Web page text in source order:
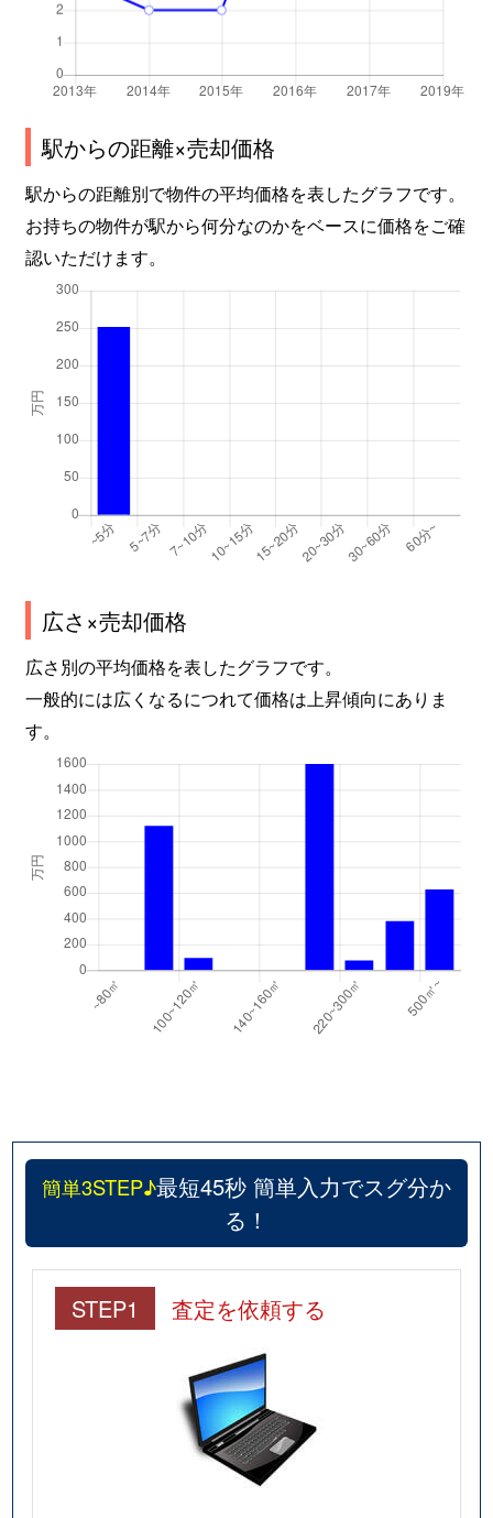
駅からの距離×売却価格
駅からの距離別で物件の平均価格を表したグラフです。
お持ちの物件が駅から何分なのかをベースに価格をご確
認いただけます。
広さ×売却価格
広さ別の平均価格を表したグラフです。
一般的には広くなるにつれて価格は上昇傾向にありま
す。
簡単3STEP♪最短45秒 簡単入力でスグ分か
る！
STEP1 査定を依頼する